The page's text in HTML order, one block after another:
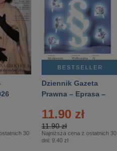
30
BESTSELLER
Dziennik Gazeta
Prawna – Eprasa –
11.90 zł
11.90 zł
Najniższa cena z ostatnich 30
dni: 9.40 zł